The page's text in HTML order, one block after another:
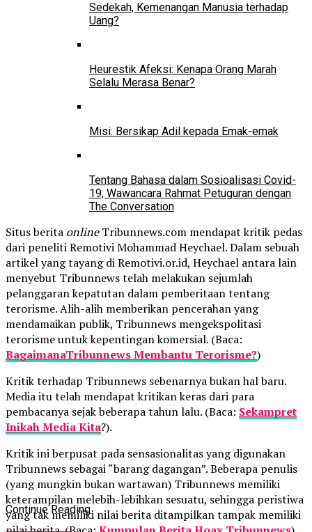
Sedekah, Kemenangan Manusia terhadap
Uang?
Heurestik Afeksi: Kenapa Orang Marah
Selalu Merasa Benar?
Misi: Bersikap Adil kepada Emak-emak
Tentang Bahasa dalam Sosioalisasi Covid-
19, Wawancara Rahmat Petuguran dengan
The Conversation
Situs berita onlineTribunnews.com mendapat kritik pedas
dari peneliti Remotivi Mohammad Heychael. Dalam sebuah
artikel yang tayang di Remotivi.or.id, Heychael antara lain
menyebut Tribunnews telah melakukan sejumlah
pelanggaran kepatutan dalam pemberitaan tentang
terorisme. Alih-alih memberikan pencerahan yang
mendamaikan publik, Tribunnews mengekspolitasi
terorisme untuk kepentingan komersial. (Baca:
BagaimanaTribunnews Membantu Terorisme?)
Kritik terhadap Tribunnews sebenarnya bukan hal baru.
Media itu telah mendapat kritikan keras dari para
pembacanya sejak beberapa tahun lalu. (Baca: Sekampret
Inikah Media Kita?).
Kritik ini berpusat pada sensasionalitas yang digunakan
Tribunnews sebagai “barang dagangan”. Beberapa penulis
(yang mungkin bukan wartawan) Tribunnews memiliki
keterampilan melebih-lebihkan sesuatu, sehingga peristiwa
yang tak memiliki nilai berita ditampilkan tampak memiliki
Continue Reading